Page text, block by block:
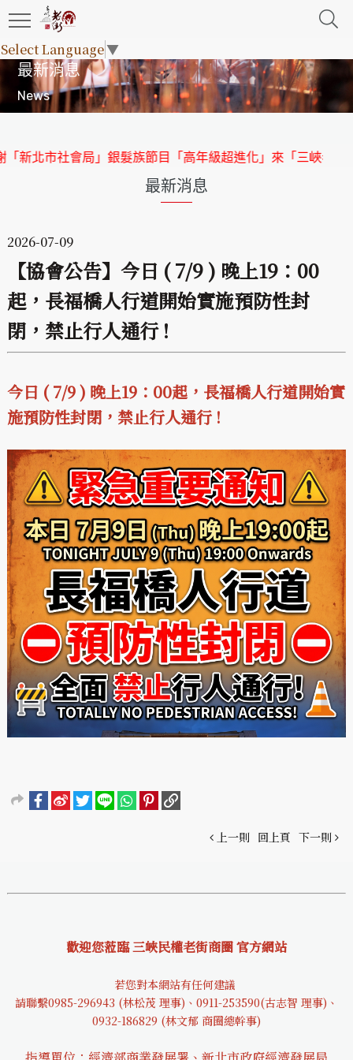
Select Language▼
最新消息
News
北市社會局」銀髮族節目「高年級超進化」來「三峽老街」
最新消息
2026-07-09
【協會公告】今日 ( 7/9 ) 晚上19：00
起，長福橋人行道開始實施預防性封
閉，禁止行人通行 !
今日 ( 7/9 ) 晚上19：00起，長福橋人行道開始實
施預防性封閉，禁止行人通行 !
上一則 回上頁 下一則
歡迎您蒞臨 三峽民權老街商圈 官方網站
若您對本網站有任何建議
請聯繫0985-296943 (林松茂 理事)、0911-253590(古志智 理事)、
0932-186829 (林文郁 商圈總幹事)